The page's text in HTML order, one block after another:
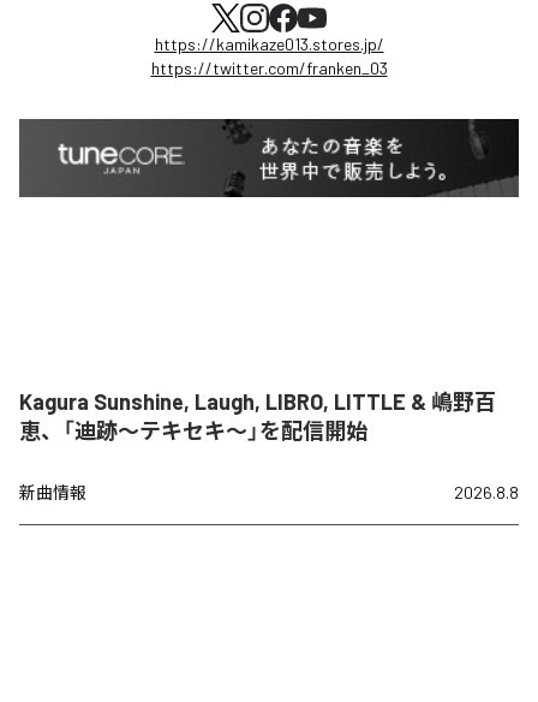
https://kamikaze013.stores.jp/
https://twitter.com/franken_03
Kagura Sunshine, Laugh, LIBRO, LITTLE & 嶋野百
恵、「迪跡〜テキセキ〜」を配信開始
新曲情報 2026.8.8